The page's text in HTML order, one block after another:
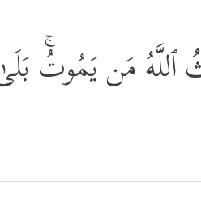
ٱللَّهُ مَن یَمُوتُۚ